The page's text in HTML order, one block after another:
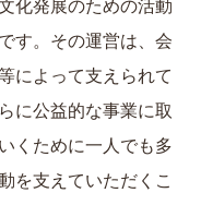
化発展のための活動
す。その運営は、会
によって支えられて
に公益的な事業に取
くために一人でも多
を支えていただくこ